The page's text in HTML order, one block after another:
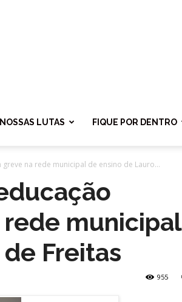
NOSSAS LUTAS FIQUE POR DENTRO
na rede municipal de ensino de Lauro...
municipal
Freitas
955